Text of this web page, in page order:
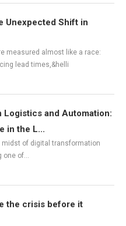
Unexpected Shift in
measured almost like a race:
lead times,&helli
Logistics and Automation:
in the L...
midst of digital transformation
of…
the crisis before it